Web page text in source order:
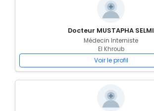
Docteur MUSTAPHA SELMI
Médecin Interniste
El Khroub
Voir le profil